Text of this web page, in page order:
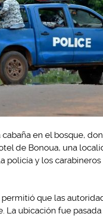
en el bosque,
de Bonoua, una
policía y los
permitió que las
La ubicación fue